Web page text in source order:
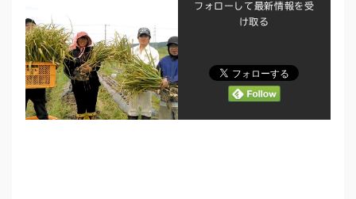
フォローして最新情報を受
け取る